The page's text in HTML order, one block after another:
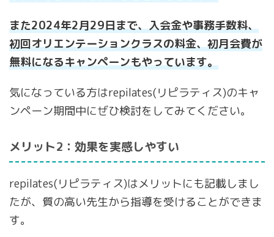
また2024年2月29日まで、入会金や事務手数料、
初回オリエンテーションクラスの料金、初月会費が
無料になるキャンペーンもやっています。
気になっている方はrepilates(リピラティス)のキャ
ンペーン期間中にぜひ検討をしてみてください。
メリット2：効果を実感しやすい
repilates(リピラティス)はメリットにも記載しまし
たが、質の高い先生から指導を受けることができま
す。